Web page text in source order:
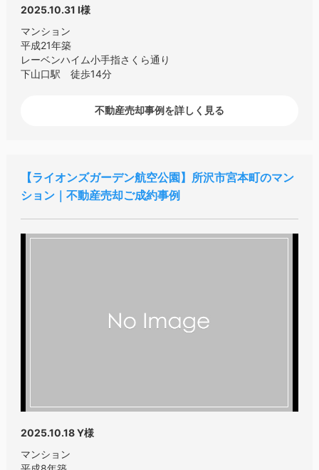
2025.10.31 I様
マンション
平成21年築
レーベンハイム小手指さくら通り
下山口駅 徒歩14分
不動産売却事例を詳しく見る
ライオンズガーデン航空公園
所沢市宮本町のマン
ション｜不動産売却ご成約事例
2025.10.18Y様
マンション